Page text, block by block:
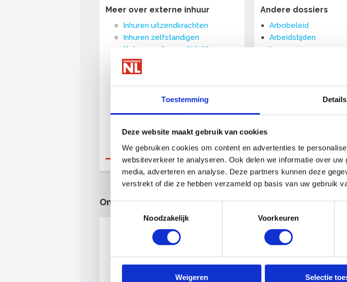
Toestemming Details
Deze website maakt gebruik van cookies
We gebruiken cookies om content en advertenties te
websiteverkeer te analyseren. Ook delen we informatie over
media, adverteren en analyse. Deze partners kunnen deze
verstrekt of die ze hebben verzameld op basis van uw gebruik
Toestemmingsselectie
Noodzakelijk
Voorkeuren
Weigeren Selectie
Meer over externe inhuur
Inhuren uitzendkrachten
Inhuren zelfstandigen
Ketenregeling en tijdelijke
contracten
Payrolling
Naar dossier Externe inhuur
Andere dossiers
Arbobeleid
Arbeidstijden
Loon
Privacywetgeving
Naar thema Cao's
OnderhoudNL Personeel
Door